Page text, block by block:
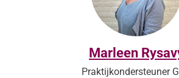
Marleen
Praktijkondersteuner